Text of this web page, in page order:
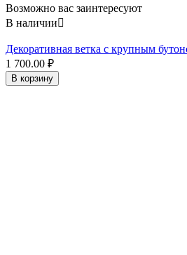
Возможно вас заинтересуют
В наличии
Декоративная ветка с крупным
1 700.00 ₽
В корзину